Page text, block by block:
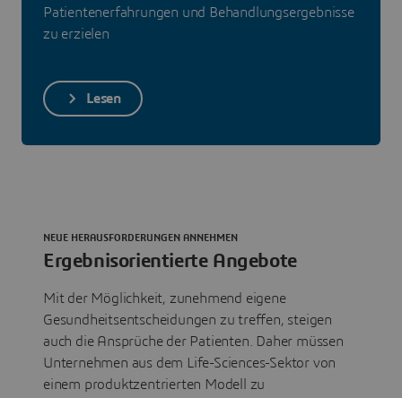
Patientenerfahrungen und Behandlungsergebnisse
zu erzielen
Lesen
Ergebnisorientierte Angebote
NEUE HERAUSFORDERUNGEN ANNEHMEN
Mit der Möglichkeit, zunehmend eigene
Gesundheitsentscheidungen zu treffen, steigen
auch die Ansprüche der Patienten. Daher müssen
Unternehmen aus dem Life-Sciences-Sektor von
einem produktzentrierten Modell zu